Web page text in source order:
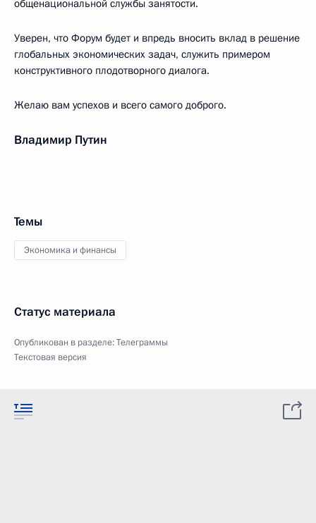
общенациональной службы занятости.
Уверен, что Форум будет и впредь вносить вклад в решение
глобальных экономических задач, служить примером
конструктивного плодотворного диалога.
Желаю вам успехов и всего самого доброго.
Владимир Путин
Темы
Экономика и финансы
Статус материала
Опубликован в разделе:Телеграммы
Текстовая версия